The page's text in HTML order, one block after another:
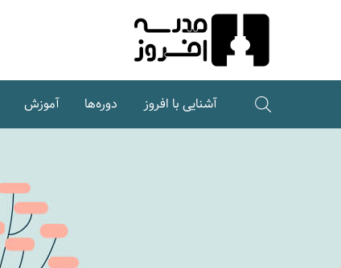
آشنایی با افروز دوره‌ها آموزش